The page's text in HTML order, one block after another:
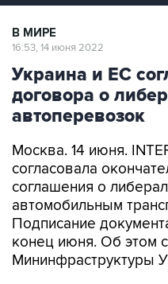
В МИРЕ
16:53, 14 июня 2022
Украина и ЕС
договора о
автоперевозок
Москва. 14 июня.
согласовала
соглашения о
автомобильным
Подписание
конец июня. Об этом
Мининфраструктуры